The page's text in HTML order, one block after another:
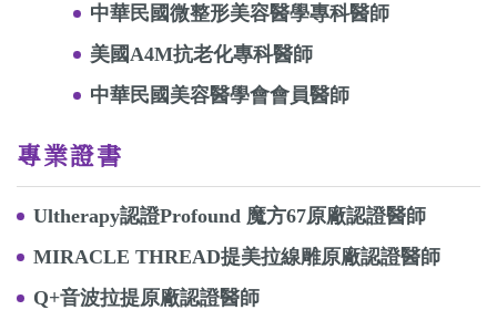
中華民國微整形美容醫學專科醫師
美國A4M抗老化專科醫師
中華民國美容醫學會會員醫師
專業證書
Ultherapy認證Profound 魔方67原廠認證醫師
MIRACLE THREAD提美拉線雕原廠認證醫師
Q+音波拉提原廠認證醫師